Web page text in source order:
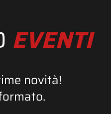
EVENTI
novità!